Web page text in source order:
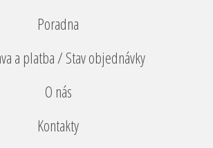
Poradna
a platba / Stav objednávky
O nás
Kontakty